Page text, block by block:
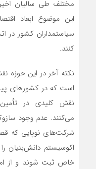
مختلف طی سالیان
این موضوع ابعاد
سیاستمداران کشور در
کنند.
نکته آخر در این حوزه
است که در کشورهای
نقش کلیدی در تأمین
می‌کنند. عدم وجود
شرکت‌های نوپایی که
اکوسیستم دانش‌بنیان
خاص ثبت شوند و از